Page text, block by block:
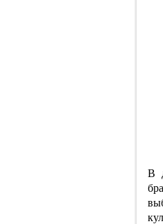
В